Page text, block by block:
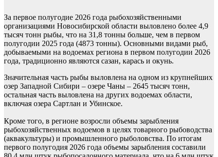
За первое полугодие 2026 года рыбохозяйственными
организациями Новосибирской области выловлено более 4,9
тысяч тонн рыбы, что на 31,8 тонны больше, чем в первом
полугодии 2025 года (4873 тонны). Основными видами рыб,
добываемыми на водоемах региона в первом полугодии 2026
года, традиционно являются сазан, карась и окунь.
Значительная часть рыбы выловлена на одном из крупнейших
озер Западной Сибири – озере Чаны – 2645 тысяч тонн,
остальная часть выловлена на других водоемах области,
включая озера Сартлан и Убинское.
Кроме того, в регионе возросли объемы зарыбления
рыбохозяйственных водоемов в целях товарного рыбоводства
(аквакультуры) и промышленного рыболовства. По итогам
первого полугодия 2026 года объемы зарыбления составили